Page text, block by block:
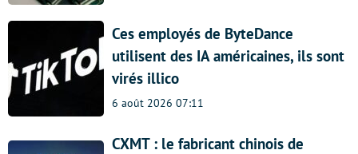
Ces employés de ByteDance
utilisent des IA américaines, ils sont
virés illico
6 août 2026 07:11
CXMT : le fabricant chinois de